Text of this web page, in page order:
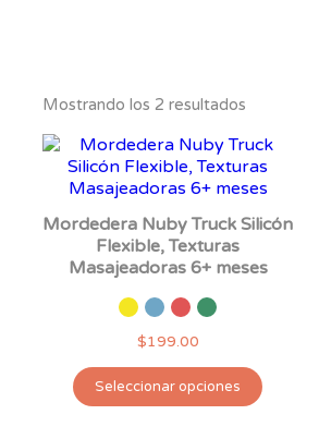
Mostrando los 2 resultados
Mordedera Nuby Truck Silicón
Flexible, Texturas
Masajeadoras 6+ meses
$199.00
Seleccionar opciones